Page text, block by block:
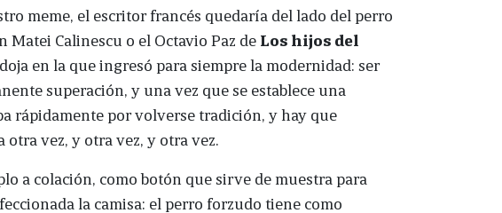
meme, el escritor francés quedaría del lado del perro
Matei Calinescu o el Octavio Paz de Los hijos del
en la que ingresó para siempre la modernidad: ser
superación, y una vez que se establece una
rápidamente por volverse tradición, y hay que
vez, y otra vez, y otra vez.
a colación, como botón que sirve de muestra para
la camisa: el perro forzudo tiene como